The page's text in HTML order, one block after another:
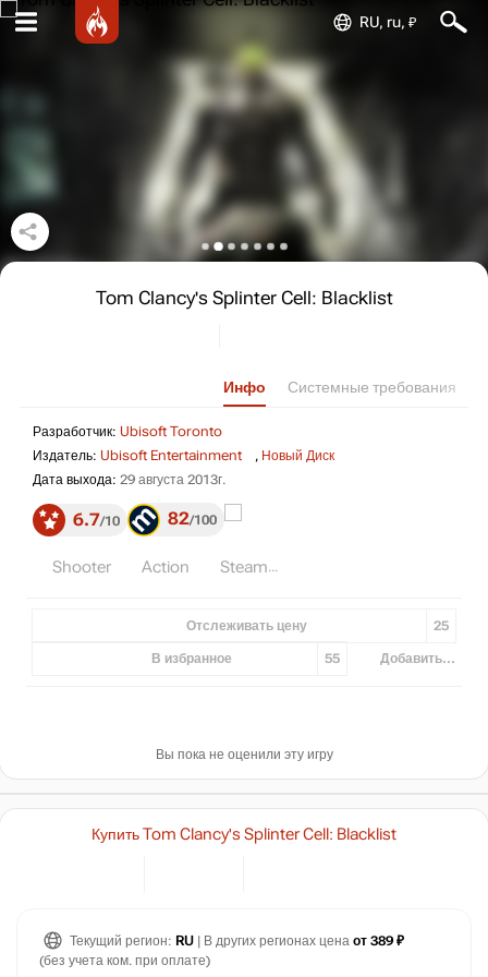
RU, ru, ₽
Tom Clancy's Splinter Cell: Blacklist
Инфо Системные требования
Разработчик: Ubisoft Toronto
Издатель: Ubisoft Entertainment , Новый Диск
Дата выхода: 29 августа 2013г.
6.7 10 82 100
Shooter Action Steam
Отслеживать цену 25
В избранное 55 Добавить...
Вы пока не оценили эту игру
Купить Tom Clancy's Splinter Cell: Blacklist
Текущий регион: RU | В других регионах цена от 389 ₽
(без учета ком. при оплате)